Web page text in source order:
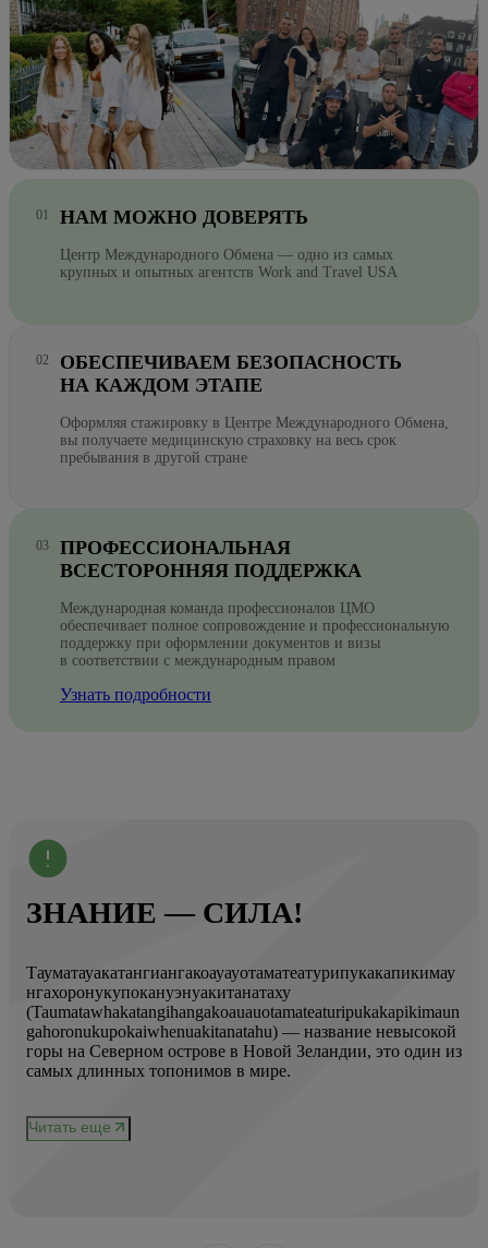
НАМ МОЖНО ДОВЕРЯТЬ
Центр Международного Обмена — одно из самых
крупных и опытных агентств Work and Travel USA
ОБЕСПЕЧИВАЕМ БЕЗОПАСНОСТЬ
НА КАЖДОМ ЭТАПЕ
Оформляя стажировку в Центре Международного Обмена,
вы получаете медицинскую страховку на весь срок
пребывания в другой стране
ПРОФЕССИОНАЛЬНАЯ
ВСЕСТОРОННЯЯ ПОДДЕРЖКА
Международная команда профессионалов ЦМО
обеспечивает полное сопровождение и профессиональную
поддержку при оформлении документов и визы
в соответствии с международным правом
Узнать подробности
ЗНАНИЕ — СИЛА!
Тауматауакатангиангакоауауотаматеатурипукакапикимау
нгахоронукупокануэнуакитанатаху
(Taumatawhakatangihangakoauauotamateaturipukakapikimaun
gahoronukupokaiwhenuakitanatahu) — название невысокой
горы на Северном острове в Новой Зеландии, это один из
самых длинных топонимов в мире.
Читать еще